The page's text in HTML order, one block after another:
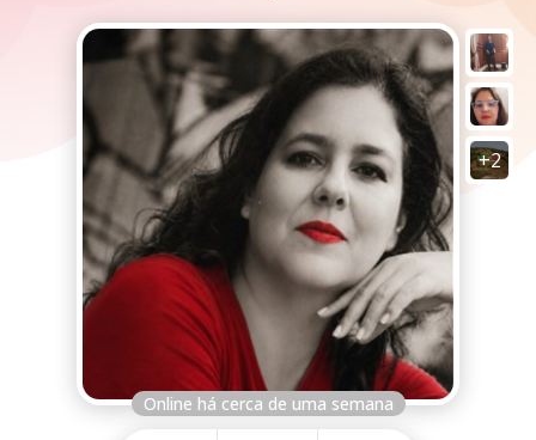
+2
Online há cerca de uma semana